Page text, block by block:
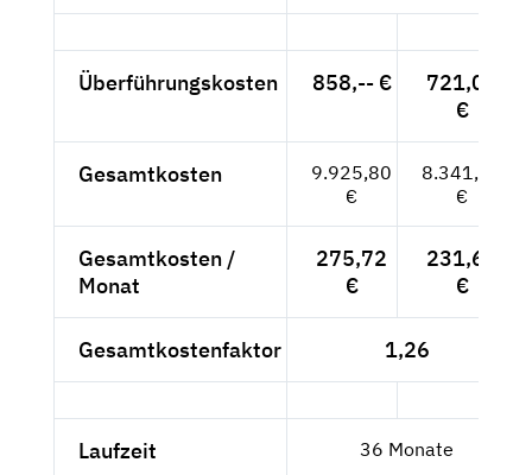
Überführungskosten 858,-- €
721,01
€
Gesamtkosten
9.925,80
€
8.341,01
€
Gesamtkosten /
Monat
275,72
€
231,69
€
Gesamtkostenfaktor 1,26
Laufzeit 36 Monate